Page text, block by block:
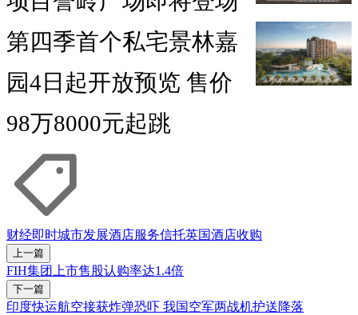
第四季首个私宅景林嘉
园4日起开放预览 售价
98万8000元起跳
财经即时城市发展酒店服务信托英国酒店收购
上一篇
FIH集团上市售股认购率达1.4倍
下一篇
印度快运航空接获炸弹恐吓 我国空军两战机护送降落